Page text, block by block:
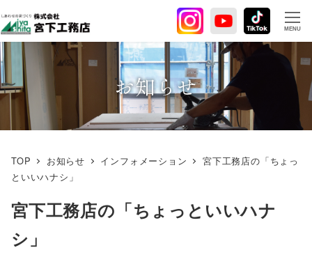
イ
ン
コ
ン
テ
ン
ツ
MENU
お知らせ
TOP お知らせ インフォメーション
宮下工務店の「ちょっ
といいハナシ」
宮下工務店の「ちょっといいハナ
シ」